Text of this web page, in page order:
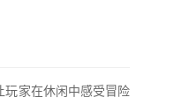
玩家在休闲中感受冒险